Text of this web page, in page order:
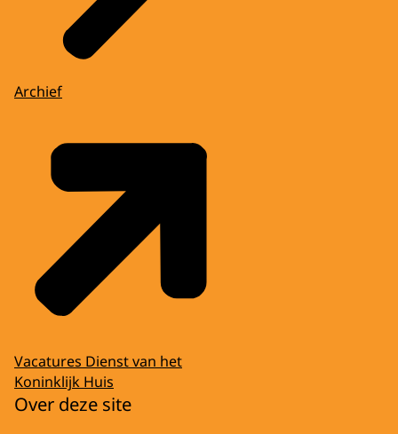
Archief
Vacatures Dienst van het
Koninklijk Huis
Over deze site